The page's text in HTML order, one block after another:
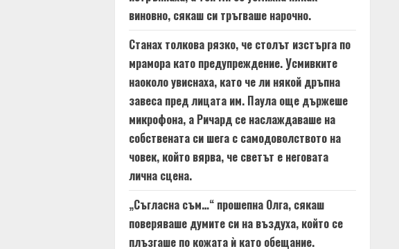
виновно, сякаш си тръгваше нарочно.
Станах толкова рязко, че столът изстърга по
мрамора като предупреждение. Усмивките
наоколо увиснаха, като че ли някой дръпна
завеса пред лицата им. Паула още държеше
микрофона, а Ричард се наслаждаваше на
собствената си шега с самодоволството на
човек, който вярва, че светът е неговата
лична сцена.
„Съгласна съм…“ прошепна Олга, сякаш
поверяваше думите си на въздуха, който се
плъзгаше по кожата ѝ като обещание.